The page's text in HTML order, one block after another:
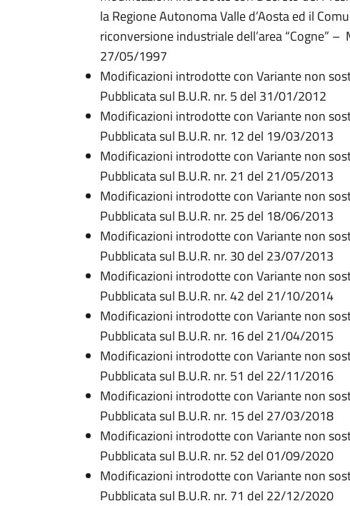
la Regione Autonoma Valle d’Aosta ed il
riconversione industriale dell’area “Cogne”
27/05/1997
Modificazioni introdotte con Variante non
Pubblicata sul B.U.R. nr. 5 del 31/01/2012
Modificazioni introdotte con Variante non
Pubblicata sul B.U.R. nr. 12 del 19/03/2013
Modificazioni introdotte con Variante non
Pubblicata sul B.U.R. nr. 21 del 21/05/2013
Modificazioni introdotte con Variante non
Pubblicata sul B.U.R. nr. 25 del 18/06/2013
Modificazioni introdotte con Variante non
Pubblicata sul B.U.R. nr. 30 del 23/07/2013
Modificazioni introdotte con Variante non
Pubblicata sul B.U.R. nr. 42 del 21/10/2014
Modificazioni introdotte con Variante non
Pubblicata sul B.U.R. nr. 16 del 21/04/2015
Modificazioni introdotte con Variante non
Pubblicata sul B.U.R. nr. 51 del 22/11/2016
Modificazioni introdotte con Variante non
Pubblicata sul B.U.R. nr. 15 del 27/03/2018
Modificazioni introdotte con Variante non
Pubblicata sul B.U.R. nr. 52 del 01/09/2020
Modificazioni introdotte con Variante non
Pubblicata sul B.U.R. nr. 71 del 22/12/2020